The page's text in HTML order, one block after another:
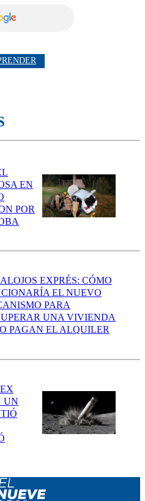
EN
POR
EXPRÉS: CÓMO
EL NUEVO
PARA
UNA VIVIENDA
PAGAN EL ALQUILER
UN